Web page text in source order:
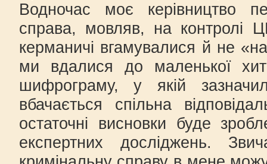
Водночас моє керівництво
справа, мовляв, на контролі
керманичі вгамувалися й не
ми вдалися до маленької
шифрограму, у якій
вбачається спільна
остаточні висновки буде
експертних досліджень.